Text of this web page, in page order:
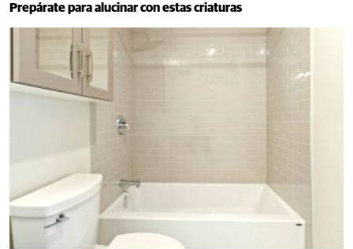
Prepárate para alucinar con estas criaturas